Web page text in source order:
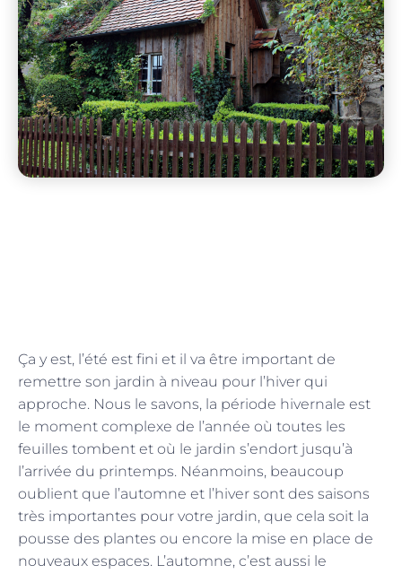
Ça y est, l’été est fini et il va être important de
remettre son jardin à niveau pour l’hiver qui
approche. Nous le savons, la période hivernale est
le moment complexe de l’année où toutes les
feuilles tombent et où le jardin s’endort jusqu’à
l’arrivée du printemps. Néanmoins, beaucoup
oublient que l’automne et l’hiver sont des saisons
très importantes pour votre jardin, que cela soit la
pousse des plantes ou encore la mise en place de
nouveaux espaces. L’automne, c’est aussi le